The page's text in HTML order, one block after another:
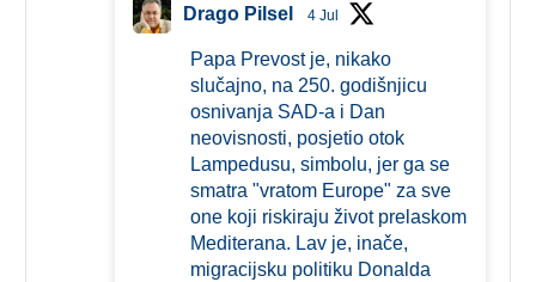
Drago Pilsel 4 Jul
Papa Prevost je, nikako
slučajno, na 250. godišnjicu
osnivanja SAD-a i Dan
neovisnosti, posjetio otok
Lampedusu, simbolu, jer ga se
smatra "vratom Europe" za sve
one koji riskiraju život prelaskom
Mediterana. Lav je, inače,
migracijsku politiku Donalda